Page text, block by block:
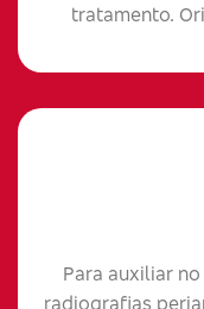
tratamento.
Para auxiliar
radiografias